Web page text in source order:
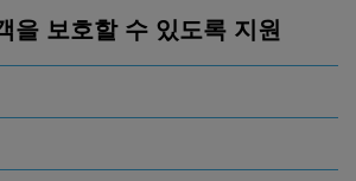
을 보호할 수 있도록 지원